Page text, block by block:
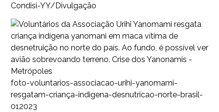
Condisi-YY/Divulgação
foto-voluntarios-associacao-urihi-yanomami-
resgatam-criança-indigena-desnutricao-norte-brasil-
012023